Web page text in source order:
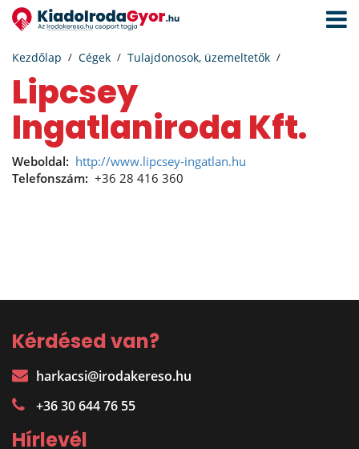
Kezdőlap Cégek Tulajdonosok, üzemeltetők
Lipcsey
Ingatlaniroda Kft.
Weboldal: http://www.lipcsey-ingatlan.hu
Telefonszám: +36 28 416 360
Kérdésed van?
harkacsi@irodakereso.hu
+36 30 644 76 55
Hírlevél